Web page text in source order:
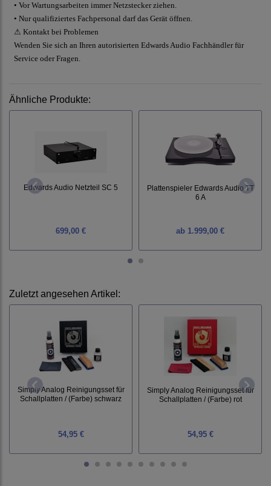
• Vor Wartungsarbeiten immer Netzstecker ziehen.
• Nur qualifiziertes Fachpersonal darf das Gerät öffnen.
⚠ Kontakt bei Problemen
Wenden Sie sich an Ihren autorisierten Edwards Audio Fachhändler für
Service oder Fragen.
Ähnliche Produkte:
Edwards Audio Netzteil SC 5
699,00 €
Plattenspieler Edwards Audio TT
6 A
ab 1.999,00 €
Zuletzt angesehen Artikel:
Simply Analog Reinigungsset für
Schallplatten / (Farbe) schwarz
54,95 €
Simply Analog Reinigungsset für
Schallplatten / (Farbe) rot
54,95 €